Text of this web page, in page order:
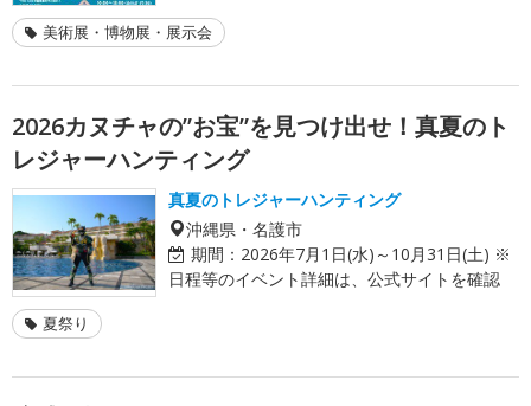
美術展・博物展・展示会
2026カヌチャの”お宝”を見つけ出せ！真夏のト
レジャーハンティング
真夏のトレジャーハンティング
沖縄県・名護市
期間： 2026年7月1日(水)～10月31日(土) ※
日程等のイベント詳細は、公式サイトを確認
夏祭り